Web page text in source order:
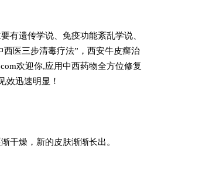
有遗传学说、免疫功能紊乱学说、
医三步清毒疗法”， 西安牛皮癣治
欢迎你,应用中西药物全方位修复
效迅速明显！
干燥，新的皮肤渐渐长出。